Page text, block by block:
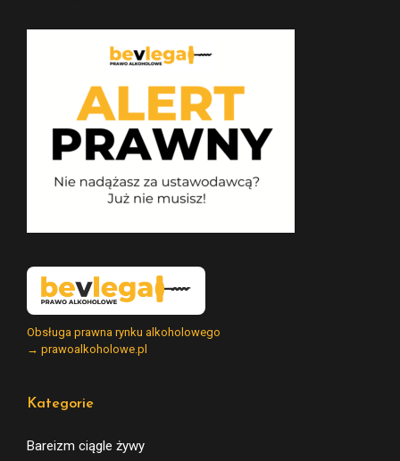
Obsługa prawna rynku alkoholowego
→ prawoalkoholowe.pl
Kategorie
Bareizm ciągle żywy